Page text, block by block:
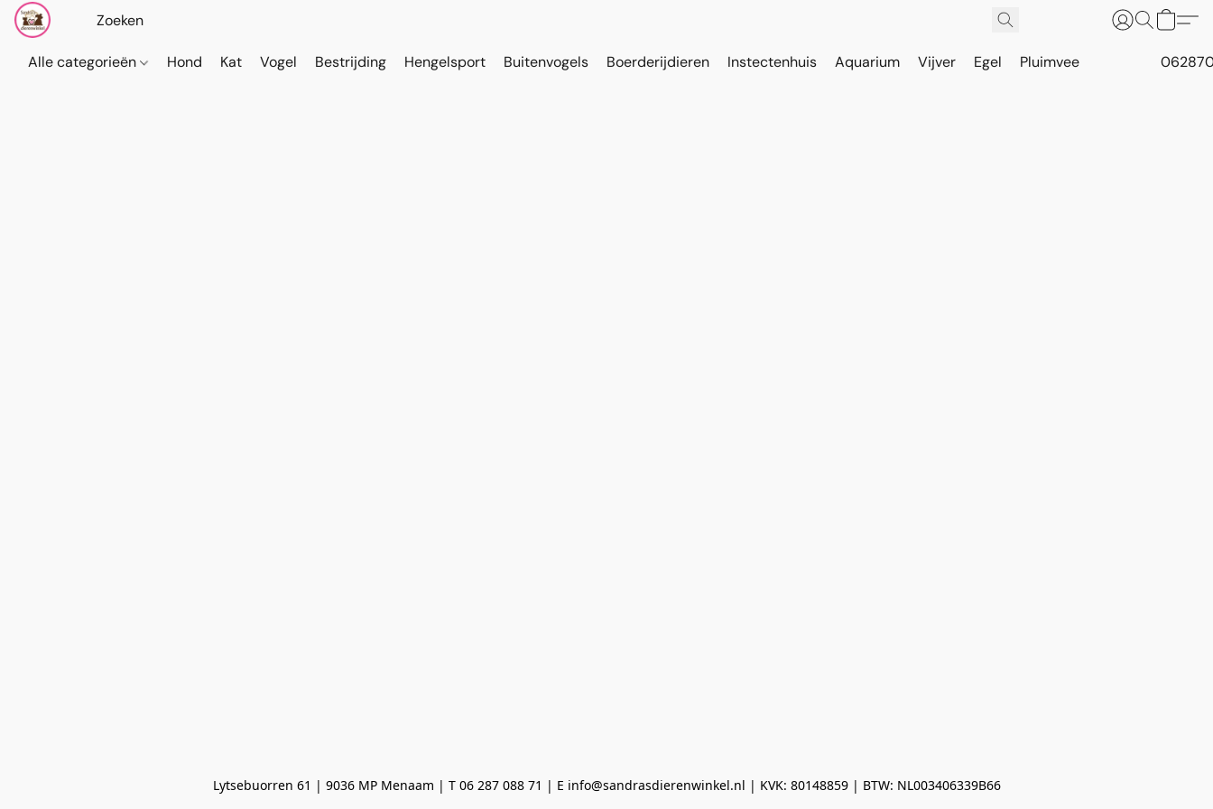
Alle categorieën Hond Kat Vogel Bestrijding Hengelsport Buitenvogels Boerderijdieren Instectenhuis Aquarium Vijver Egel Pluimvee
Lytsebuorren 61 | 9036 MP Menaam | T 06 287 088 71 | E info@sandrasdierenwinkel.nl | KVK: 80148859 | BTW: NL003406339B66